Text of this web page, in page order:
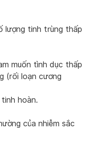
lượng tinh trùng thấp
muốn tình dục thấp
(rối loạn cương
hoàn.
của nhiễm sắc